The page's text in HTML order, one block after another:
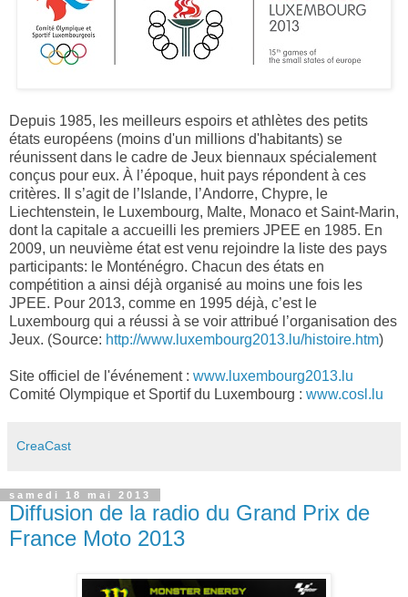
Depuis 1985, les meilleurs espoirs et athlètes des petits
états européens (moins d'un millions d'habitants) se
réunissent dans le cadre de Jeux biennaux spécialement
conçus pour eux. À l’époque, huit pays répondent à ces
critères. Il s’agit de l’Islande, l’Andorre, Chypre, le
Liechtenstein, le Luxembourg, Malte, Monaco et Saint-Marin,
dont la capitale a accueilli les premiers JPEE en 1985. En
2009, un neuvième état est venu rejoindre la liste des pays
participants: le Monténégro. Chacun des états en
compétition a ainsi déjà organisé au moins une fois les
JPEE. Pour 2013, comme en 1995 déjà, c’est le
Luxembourg qui a réussi à se voir attribué l’organisation des
Jeux. (Source: http://www.luxembourg2013.lu/histoire.htm)
Site officiel de l'événement : www.luxembourg2013.lu
Comité Olympique et Sportif du Luxembourg : www.cosl.lu
CreaCast
samedi 18 mai 2013
Diffusion de la radio du Grand Prix de
France Moto 2013